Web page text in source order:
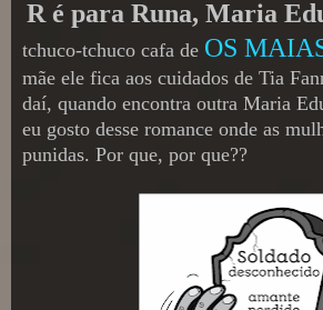
R é para Runa, Maria
tchuco-tchuco cafa de OS
mãe ele fica aos cuidados de Tia
daí, quando encontra outra Maria
eu gosto desse romance onde as
punidas. Por que, por que??